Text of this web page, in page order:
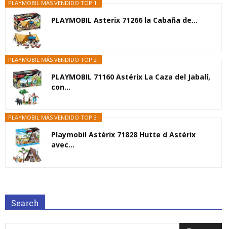
PLAYMOBIL MÁS VENDIDO TOP 1
PLAYMOBIL Asterix 71266 la Cabaña de...
PLAYMOBIL MÁS VENDIDO TOP 2
PLAYMOBIL 71160 Astérix La Caza del Jabalí,
con...
PLAYMOBIL MÁS VENDIDO TOP 3
Playmobil Astérix 71828 Hutte d Astérix
avec...
Search